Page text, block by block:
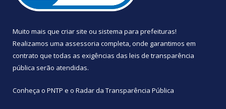
Muito mais que criar site ou sistema para prefeituras!
Realizamos uma assessoria completa, onde garantimos em
contrato que todas as exigências das leis de transparência
pública serão atendidas.
Conheça o PNTP e o Radar da Transparência Pública